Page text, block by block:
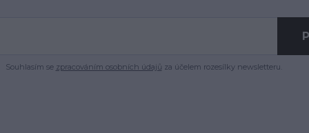
Souhlasím se zpracováním osobních údajů za účelem rozesílky newsletteru.